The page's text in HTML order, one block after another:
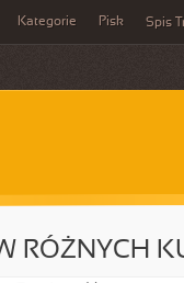
Kategorie Pisk Spis
RÓŻNYCH